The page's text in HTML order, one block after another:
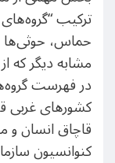
ترکیب
حماس، حوثی‌ها
مشابه دیگر که
در فهرست
کشورهای غربی
قاچاق انسان و
کنوانسیون